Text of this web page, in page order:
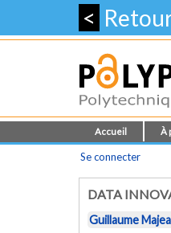
<
Accueil À
Se connecter
DATA
Guillaume